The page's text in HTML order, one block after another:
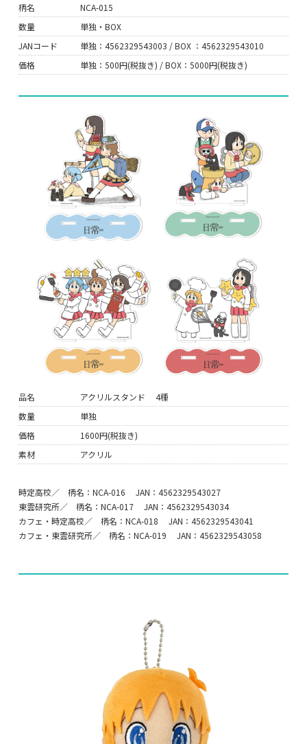
柄名
NCA-015
数量
単独・BOX
JANコード
単独：4562329543003 / BOX ：4562329543010
価格
単独：500円(税抜き) / BOX：5000円(税抜き)
品名
アクリルスタンド 4種
数量
単独
価格
1600円(税抜き)
素材
アクリル
時定高校／ 柄名：NCA-016 JAN：4562329543027
東雲研究所／ 柄名：NCA-017 JAN：4562329543034
カフェ・時定高校／ 柄名：NCA-018 JAN：4562329543041
カフェ・東雲研究所／ 柄名：NCA-019 JAN：4562329543058